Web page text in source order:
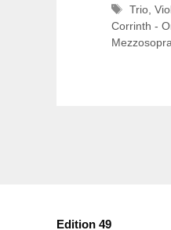
Trio ,
Corrinth -
Edition 49